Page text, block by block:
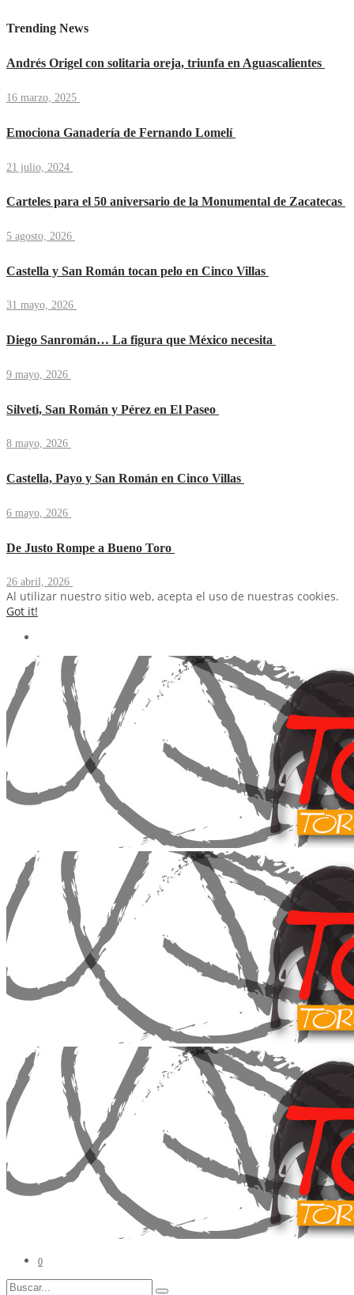
Trending News
Andrés Origel con solitaria oreja, triunfa en Aguascalientes
16 marzo, 2025
Emociona Ganadería de Fernando Lomelí
21 julio, 2024
Carteles para el 50 aniversario de la Monumental de Zacatecas
5 agosto, 2026
Castella y San Román tocan pelo en Cinco Villas
31 mayo, 2026
Diego Sanromán… La figura que México necesita
9 mayo, 2026
Silveti, San Román y Pérez en El Paseo
8 mayo, 2026
Castella, Payo y San Román en Cinco Villas
6 mayo, 2026
De Justo Rompe a Bueno Toro
26 abril, 2026
Al utilizar nuestro sitio web, acepta el uso de nuestras cookies.
Got it!
0